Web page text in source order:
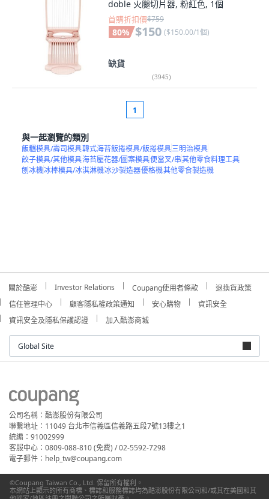
doble 火腿切片器, 粉紅色, 1個
首購折扣價$759
80% $150 ($150.00/1個)
缺貨
(3945)
1
與一起瀏覽的類別
飯糰模具/壽司模具韓式海苔飯捲模具/飯捲模具三明治模具
餃子模具/其他模具海苔壓花器/圖案模具便當叉/串其他零食料理工具
刨冰機冰棒模具/冰淇淋機冰沙製造器優格機其他零食製造機
關於酷澎 Investor Relations Coupang使用者條款
退換貨政策
信任管理中心
顧客隱私權政策通知 安心購物
資訊安全
資訊安全及隱私保護認證
加入酷澎商城
Global Site
公司名稱：酷澎股份有限公司
聯繫地址：11049 台北市信義區信義路五段7號13樓之1
統編：91002999
客服中心：0809-088-810 (免費) / 02-5592-7298
電子郵件：help_tw@coupang.com
©Coupang Taiwan Co., Ltd. 保留所有權利。
本網站上顯示的所有商標、標誌和服務標誌均為酷澎股份有限公司和/或其在美國和其